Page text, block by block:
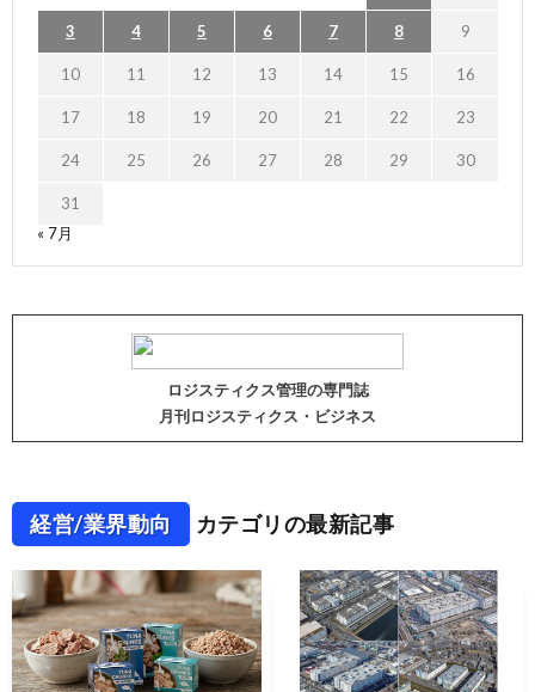
3 4 5 6 7 8 9
10 11 12 13 14 15 16
17 18 19 20 21 22 23
24 25 26 27 28 29 30
31
« 7月
ロジスティクス管理の専門誌
月刊ロジスティクス・ビジネス
経営/業界動向 カテゴリの最新記事